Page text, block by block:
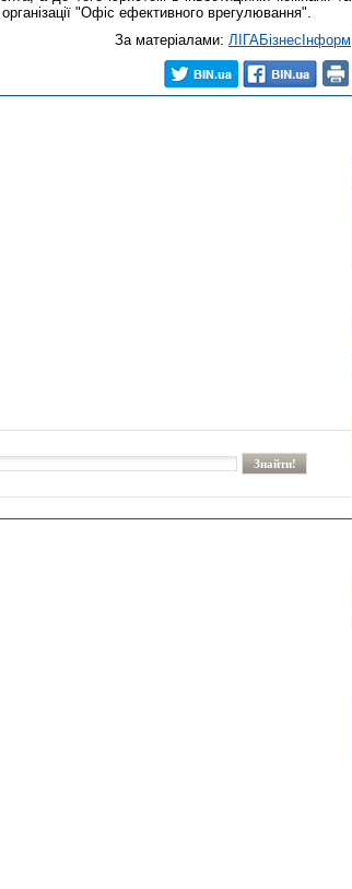
організації "Офіс ефективного врегулювання".
За матеріалами: ЛIГАБiзнесIнформ